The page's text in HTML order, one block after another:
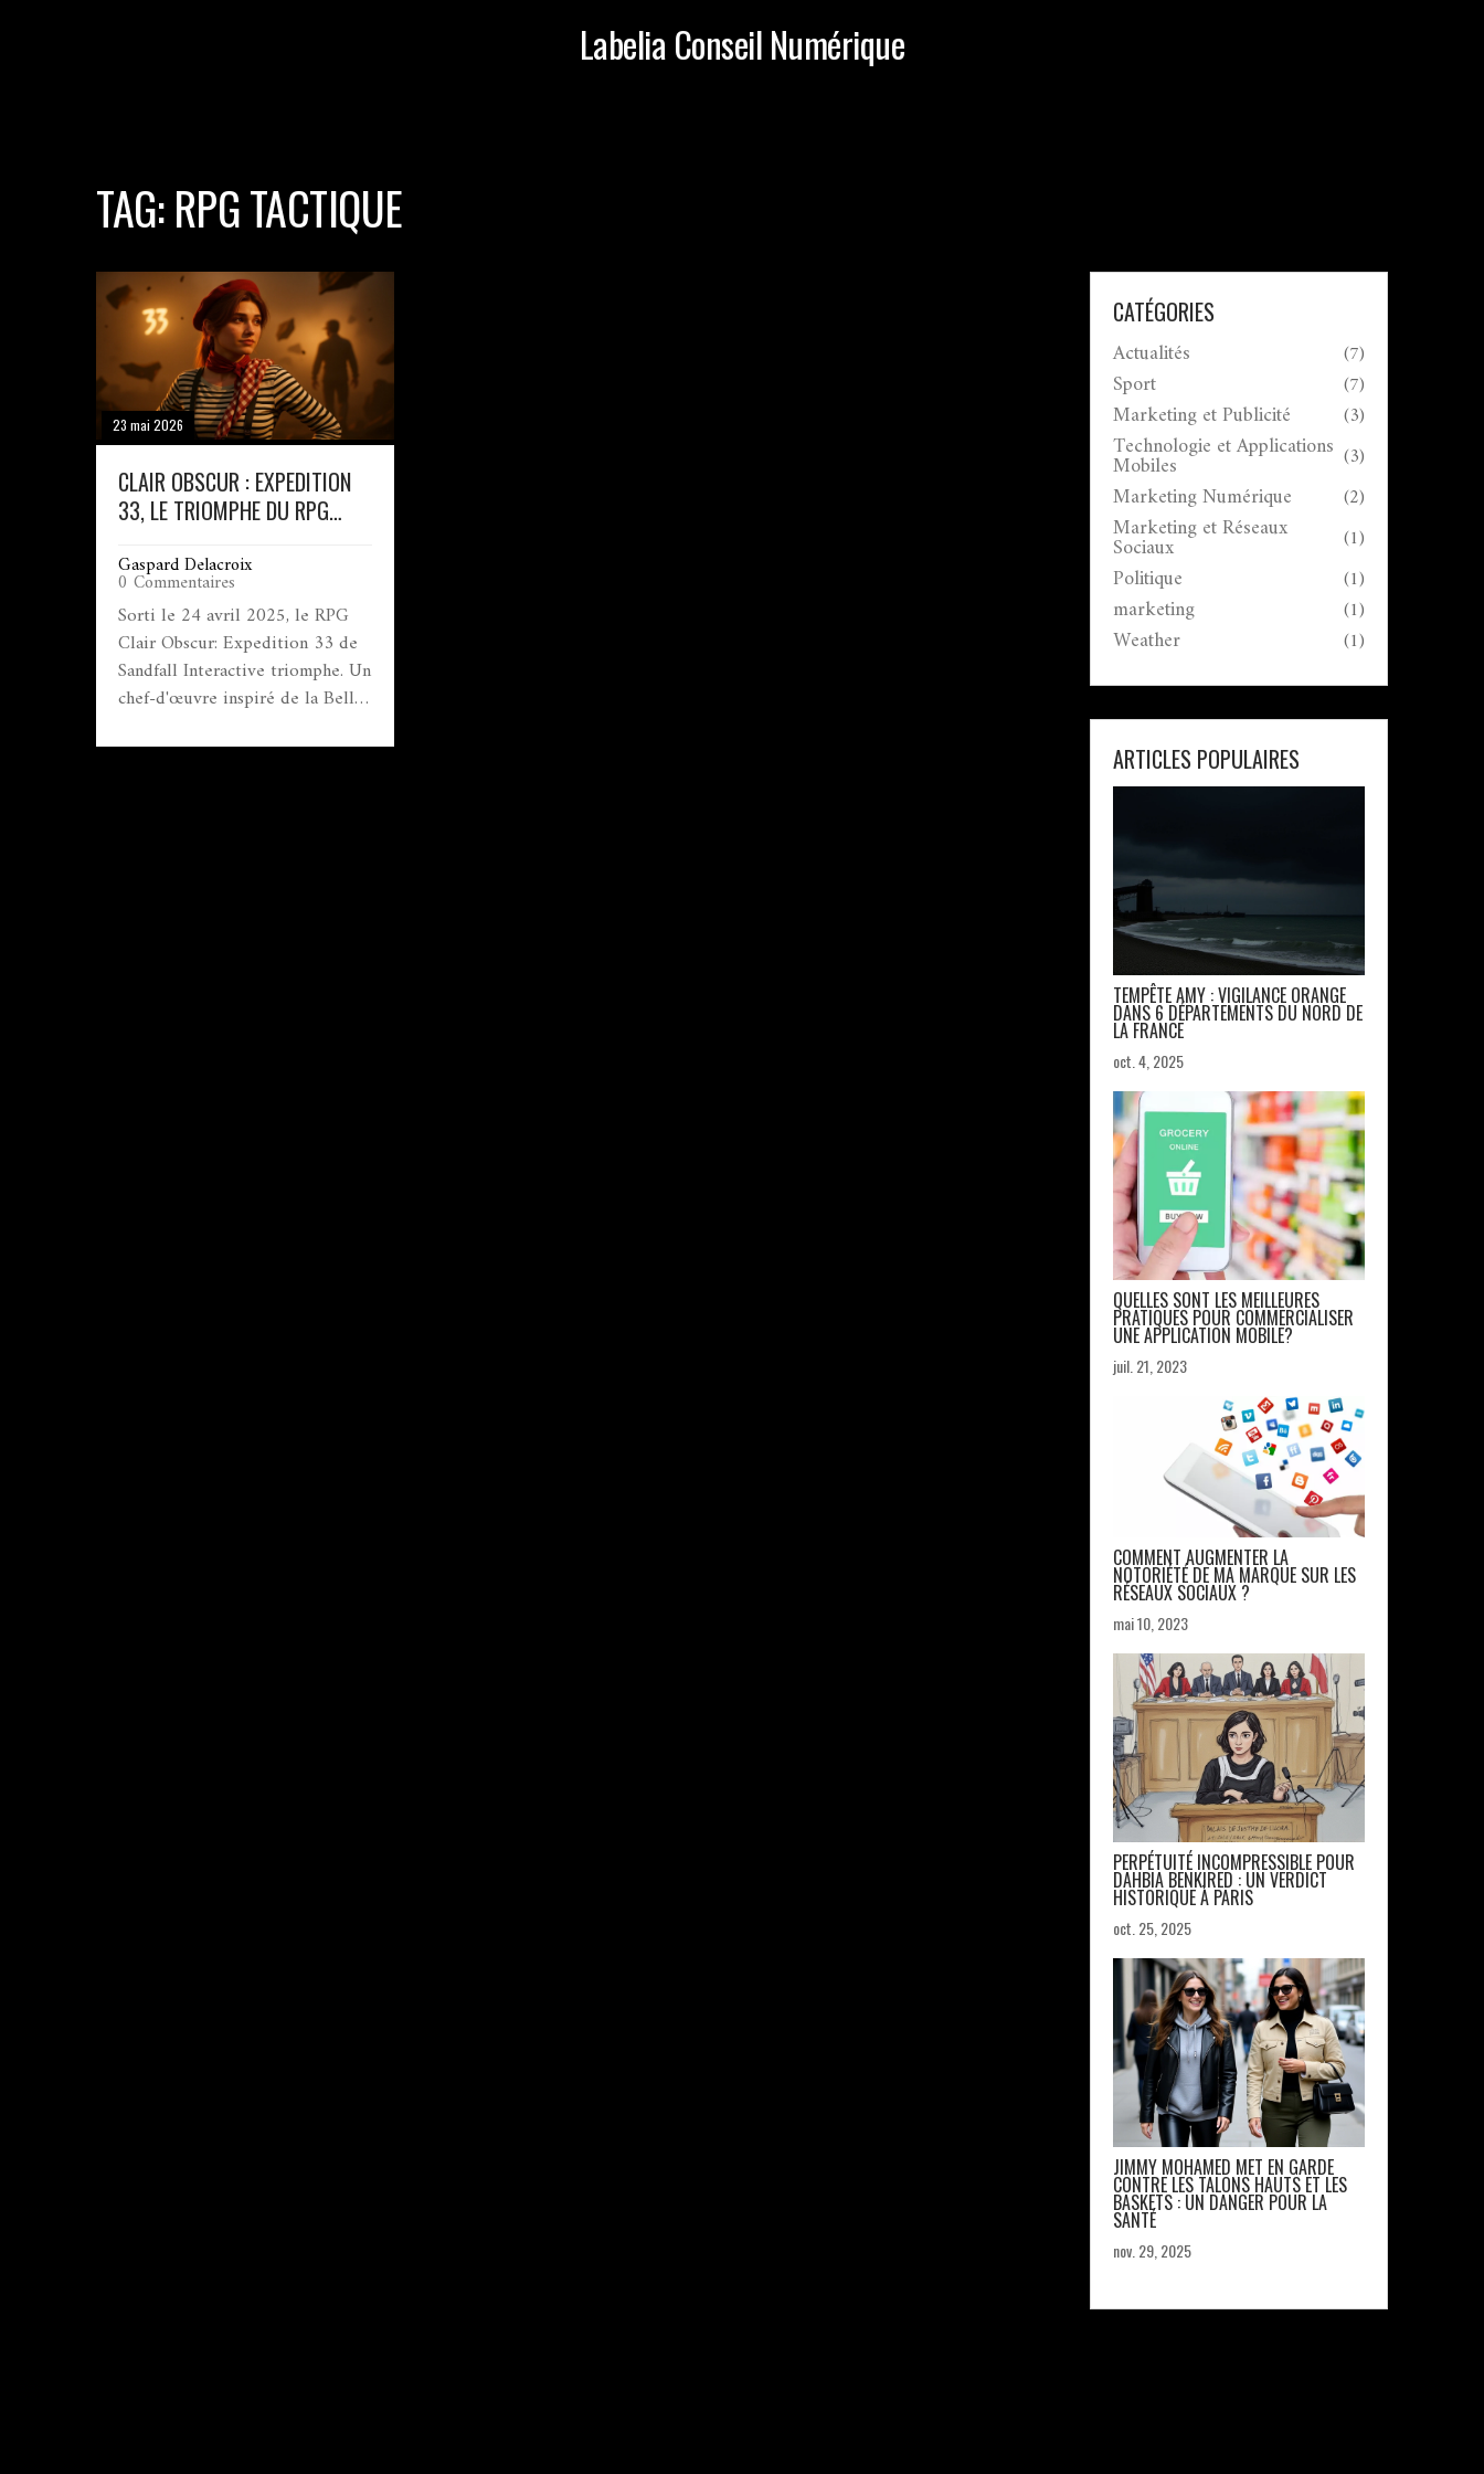
Labelia Conseil Numérique
TAG: RPG TACTIQUE
23 mai 2026
CLAIR OBSCUR : EXPEDITION
33, LE TRIOMPHE DU RPG
Gaspard Delacroix
0 Commentaires
Sorti le 24 avril 2025, le RPG
Clair Obscur: Expedition 33 de
Sandfall Interactive triomphe. Un
chef-d'œuvre inspiré de la Belle
CATÉGORIES
Actualités (7)
Sport (7)
Marketing et Publicité (3)
Technologie et Applications
Mobiles (3)
Marketing Numérique (2)
Marketing et Réseaux
Sociaux (1)
Politique (1)
marketing (1)
Weather (1)
ARTICLES POPULAIRES
TEMPÊTE AMY : VIGILANCE ORANGE
DANS 6 DÉPARTEMENTS DU NORD DE
LA FRANCE
oct. 4, 2025
QUELLES SONT LES MEILLEURES
PRATIQUES POUR COMMERCIALISER
UNE APPLICATION MOBILE?
juil. 21, 2023
COMMENT AUGMENTER LA
NOTORIÉTÉ DE MA MARQUE SUR LES
RÉSEAUX SOCIAUX ?
mai 10, 2023
PERPÉTUITÉ INCOMPRESSIBLE POUR
DAHBIA BENKIRED : UN VERDICT
HISTORIQUE À PARIS
oct. 25, 2025
JIMMY MOHAMED MET EN GARDE
CONTRE LES TALONS HAUTS ET LES
BASKETS : UN DANGER POUR LA
SANTÉ
nov. 29, 2025